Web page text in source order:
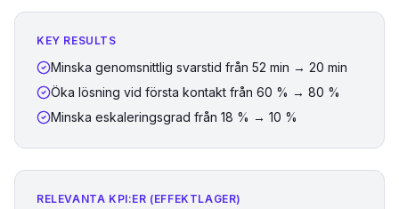
KEY RESULTS
Minska genomsnittlig svarstid från 52 min → 20 min
Öka lösning vid första kontakt från 60 % → 80 %
Minska eskaleringsgrad från 18 % → 10 %
RELEVANTA KPI:ER (EFFEKTLAGER)